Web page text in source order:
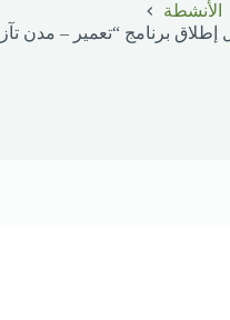
الأنشطة
إطلاق برنامج “تعمير – مدن